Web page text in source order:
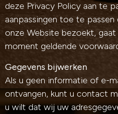
deze Privacy Policy aan te
aanpassingen toe te passen
onze Website bezoekt,
moment geldende
Gegevens bijwerken
Als u geen informatie of e-
ontvangen, kunt u contact
u wilt dat wij uw